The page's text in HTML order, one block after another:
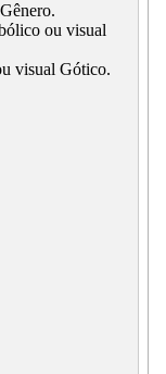
ou visual
visual Gótico.